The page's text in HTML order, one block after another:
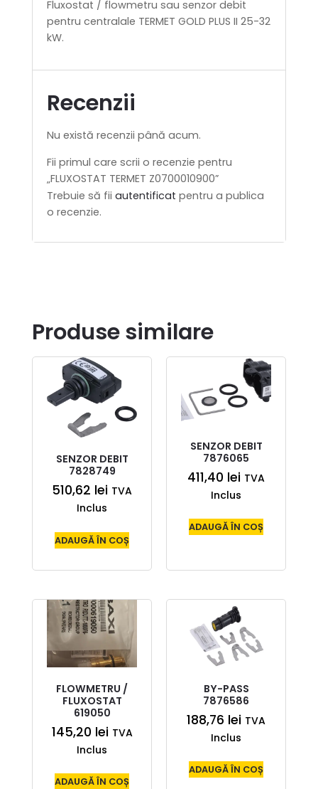
Fluxostat / flowmetru sau senzor debit
pentru centralale TERMET GOLD PLUS II 25-32
kW.
Recenzii
Nu există recenzii până acum.
Fii primul care scrii o recenzie pentru
„FLUXOSTAT TERMET Z0700010900”
Trebuie să fii autentificat pentru a publica
o recenzie.
Produse similare
SENZOR DEBIT
7828749
510,62 lei TVA
Inclus
ADAUGĂ ÎN COȘ
SENZOR DEBIT
7876065
411,40 lei TVA
Inclus
ADAUGĂ ÎN COȘ
FLOWMETRU /
FLUXOSTAT
619050
145,20 lei TVA
Inclus
ADAUGĂ ÎN COȘ
BY-PASS
7876586
188,76 lei TVA
Inclus
ADAUGĂ ÎN COȘ